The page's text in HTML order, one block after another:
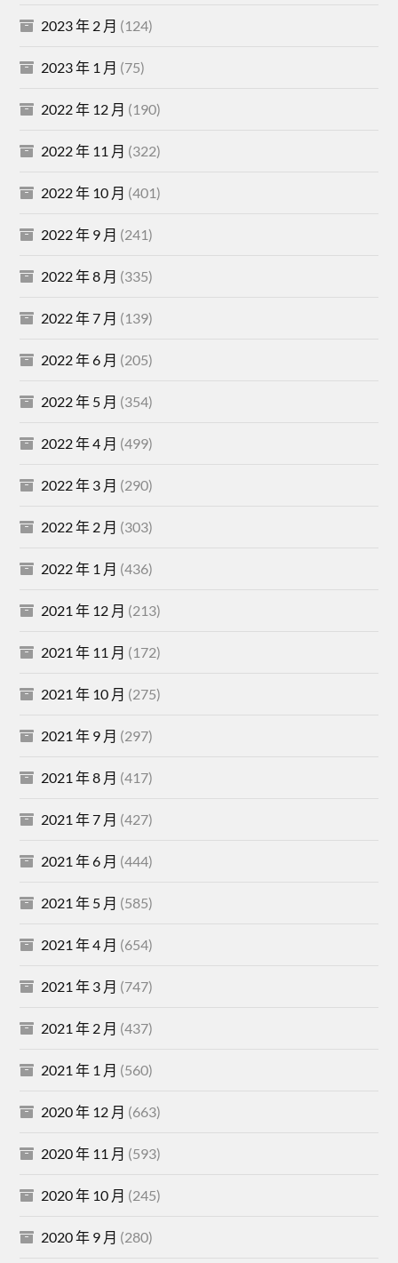
2023 年 2 月 (124)
2023 年 1 月 (75)
2022 年 12 月 (190)
2022 年 11 月 (322)
2022 年 10 月 (401)
2022 年 9 月 (241)
2022 年 8 月 (335)
2022 年 7 月 (139)
2022 年 6 月 (205)
2022 年 5 月 (354)
2022 年 4 月 (499)
2022 年 3 月 (290)
2022 年 2 月 (303)
2022 年 1 月 (436)
2021 年 12 月 (213)
2021 年 11 月 (172)
2021 年 10 月 (275)
2021 年 9 月 (297)
2021 年 8 月 (417)
2021 年 7 月 (427)
2021 年 6 月 (444)
2021 年 5 月 (585)
2021 年 4 月 (654)
2021 年 3 月 (747)
2021 年 2 月 (437)
2021 年 1 月 (560)
2020 年 12 月 (663)
2020 年 11 月 (593)
2020 年 10 月 (245)
2020 年 9 月 (280)